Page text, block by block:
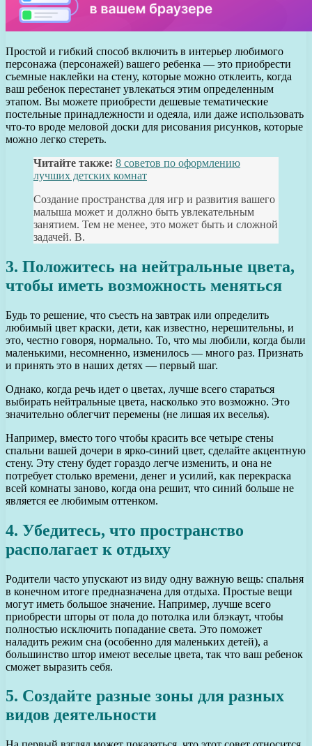
Простой и гибкий способ включить в интерьер любимого
персонажа (персонажей) вашего ребенка — это приобрести
съемные наклейки на стену, которые можно отклеить, когда
ваш ребенок перестанет увлекаться этим определенным
этапом. Вы можете приобрести дешевые тематические
постельные принадлежности и одеяла, или даже использовать
что-то вроде меловой доски для рисования рисунков, которые
можно легко стереть.
Читайте также: 8 советов по оформлению
лучших детских комнат
Создание пространства для игр и развития вашего
малыша может и должно быть увлекательным
занятием. Тем не менее, это может быть и сложной
задачей. В.
3. Положитесь на нейтральные цвета,
чтобы иметь возможность меняться
Будь то решение, что съесть на завтрак или определить
любимый цвет краски, дети, как известно, нерешительны, и
это, честно говоря, нормально. То, что мы любили, когда были
маленькими, несомненно, изменилось — много раз. Признать
и принять это в наших детях — первый шаг.
Однако, когда речь идет о цветах, лучше всего стараться
выбирать нейтральные цвета, насколько это возможно. Это
значительно облегчит перемены (не лишая их веселья).
Например, вместо того чтобы красить все четыре стены
спальни вашей дочери в ярко-синий цвет, сделайте акцентную
стену. Эту стену будет гораздо легче изменить, и она не
потребует столько времени, денег и усилий, как перекраска
всей комнаты заново, когда она решит, что синий больше не
является ее любимым оттенком.
4. Убедитесь, что пространство
располагает к отдыху
Родители часто упускают из виду одну важную вещь: спальня
в конечном итоге предназначена для отдыха. Простые вещи
могут иметь большое значение. Например, лучше всего
приобрести шторы от пола до потолка или блэкаут, чтобы
полностью исключить попадание света. Это поможет
наладить режим сна (особенно для маленьких детей), а
большинство штор имеют веселые цвета, так что ваш ребенок
сможет выразить себя.
5. Создайте разные зоны для разных
видов деятельности